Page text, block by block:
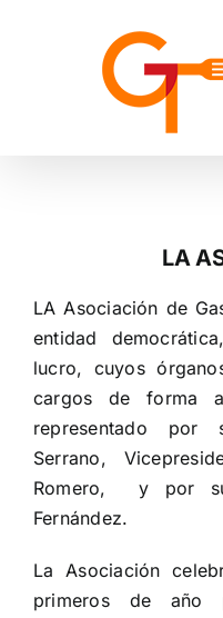
LA
LA Asociación de
entidad
lucro, cuyos
cargos de forma
representado
Serrano,
Romero, y por su
Fernández.
La Asociación
primeros de año